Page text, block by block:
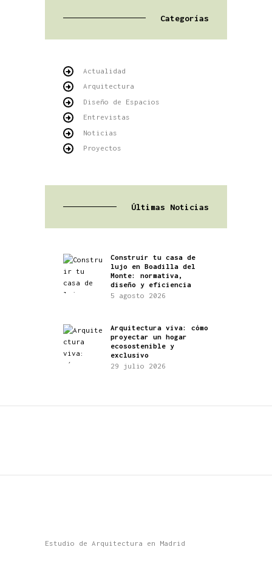
Categorías
Actualidad
Arquitectura
Diseño de Espacios
Entrevistas
Noticias
Proyectos
Últimas Noticias
Construir tu casa de
lujo en Boadilla del
Monte: normativa,
diseño y eficiencia
5 agosto 2026
Arquitectura viva: cómo
proyectar un hogar
ecosostenible y
exclusivo
29 julio 2026
Estudio de Arquitectura en Madrid